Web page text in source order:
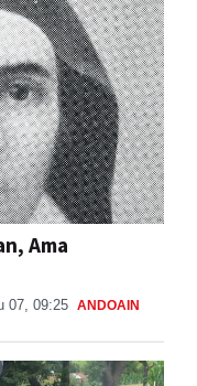
Ama
07, 09:25 ANDOAIN